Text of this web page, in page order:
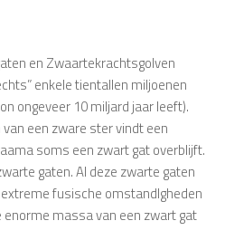
en Zwaartekrachtsgolven
enkele tientallen miljoenen
ongeveer 10 miljard jaar leeft).
een zware ster vindt een
soms een zwart gat overblijft.
gaten. Al deze zwarte gaten
fusische omstandlgheden
massa van een zwart gat